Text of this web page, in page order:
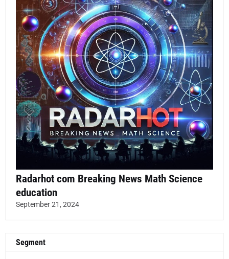
Radarhot com Breaking News Math Science
education
September 21, 2024
Segment